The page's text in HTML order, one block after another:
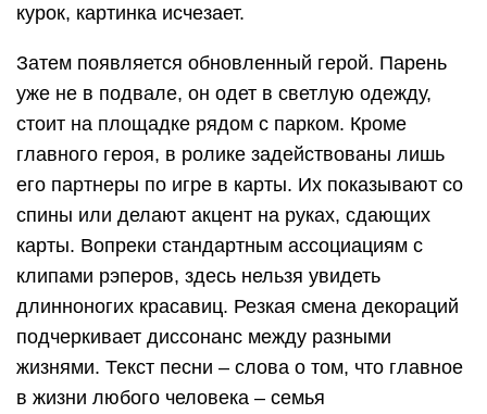
курок, картинка исчезает.
Затем появляется обновленный герой. Парень
уже не в подвале, он одет в светлую одежду,
стоит на площадке рядом с парком. Кроме
главного героя, в ролике задействованы лишь
его партнеры по игре в карты. Их показывают со
спины или делают акцент на руках, сдающих
карты. Вопреки стандартным ассоциациям с
клипами рэперов, здесь нельзя увидеть
длинноногих красавиц. Резкая смена декораций
подчеркивает диссонанс между разными
жизнями. Текст песни – слова о том, что главное
в жизни любого человека – семья